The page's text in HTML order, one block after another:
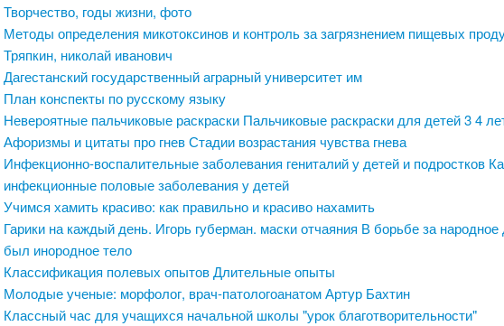
Творчество, годы жизни, фото
Методы определения микотоксинов и контроль за загрязнением пищевых
Тряпкин, николай иванович
Дагестанский государственный аграрный университет им
План конспекты по русскому языку
Невероятные пальчиковые раскраски Пальчиковые раскраски для детей 3 4
Афоризмы и цитаты про гнев Стадии возрастания чувства гнева
Инфекционно-воспалительные заболевания гениталий у детей и подростков
инфекционные половые заболевания у детей
Учимся хамить красиво: как правильно и красиво нахамить
Гарики на каждый день. Игорь губерман. маски отчаяния В борьбе за народное
был инородное тело
Классификация полевых опытов Длительные опыты
Молодые ученые: морфолог, врач-патологоанатом Артур Бахтин
Классный час для учащихся начальной школы "урок благотворительности"